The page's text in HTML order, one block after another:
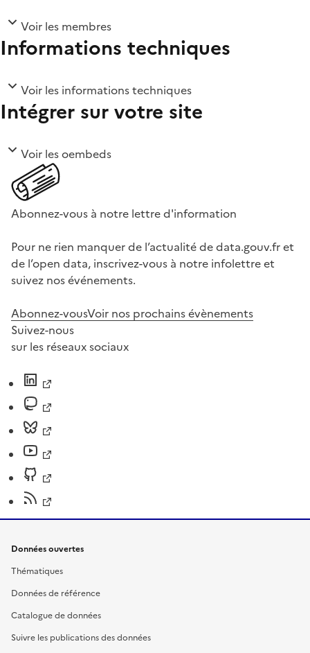
Voir les membres
Informations techniques
Voir les informations techniques
Intégrer sur votre site
Voir les oembeds
Abonnez-vous à notre lettre d'information
Pour ne rien manquer de l’actualité de data.gouv.fr et
de l’open data, inscrivez-vous à notre infolettre et
suivez nos événements.
Abonnez-vousVoir nos prochains évènements
Suivez-nous
sur les réseaux sociaux
Données ouvertes
Thématiques
Données de référence
Catalogue de données
Suivre les publications des données